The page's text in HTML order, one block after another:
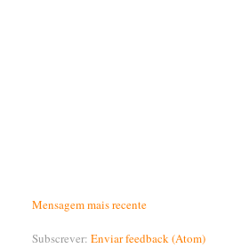
Mensagem mais recente
Subscrever:Enviar feedback (Atom)